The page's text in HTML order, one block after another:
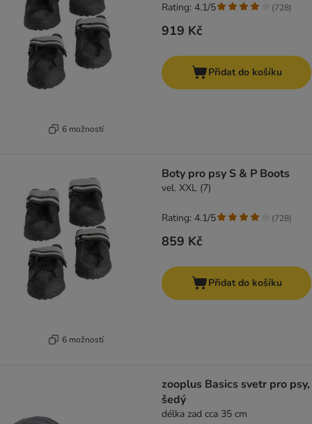
6 možností
919 Kč
Rating: 4.1/5 (728)
Přidat do košíku
6 možností
Boty pro psy S & P Boots
vel. XXL (7)
859 Kč
Rating: 4.1/5 (728)
Přidat do košíku
zooplus Basics svetr pro psy,
šedý
délka zad cca 35 cm